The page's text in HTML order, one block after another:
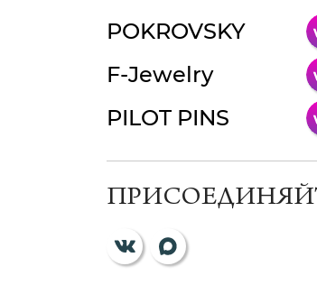
POKROVSKY
F-Jewelry
PILOT PINS
мессенджер!